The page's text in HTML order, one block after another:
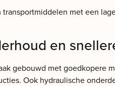
met een
en
gebouwd met goedkopere
Ook hydraulische